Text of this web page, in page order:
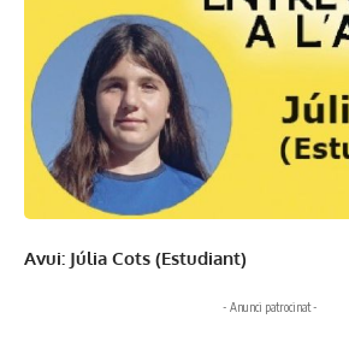
Avui: Júlia Cots (Estudiant)
- Anunci patrocinat -